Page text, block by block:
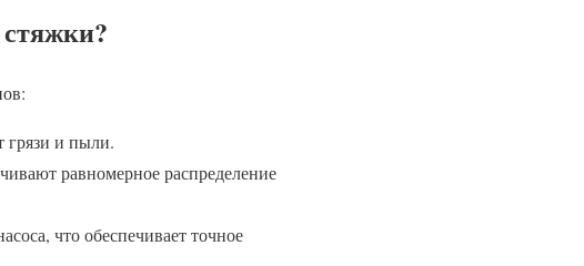
грязи и пыли.
равномерное распределение
что обеспечивает точное